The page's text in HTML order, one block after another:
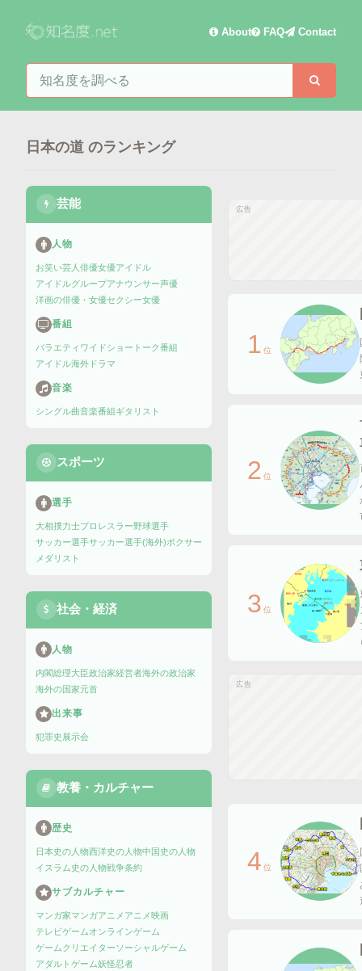
About FAQ Contact
知名度を検索
日本の道 のランキング
芸能
人物
お笑い芸人 俳優女優アイドル
アイドルグループアナウンサー声優
洋画の俳優・女優セクシー女優
番組
バラエティ ワイドショー トーク番組
アイドル海外ドラマ
音楽
シングル曲音楽番組ギタリスト
スポーツ
選手
大相撲力士プロレスラー野球選手
サッカー選手サッカー選手(海外)ボクサー
メダリスト
社会・経済
人物
内閣総理大臣政治家経営者海外の政治家
海外の国家元首
出来事
犯罪史 展示会
教養・カルチャー
歴史
日本史の人物西洋史の人物中国史の人物
イスラム史の人物戦争条約
サブカルチャー
マンガ家マンガアニメ アニメ映画
テレビゲームオンラインゲーム
ゲームクリエイターソーシャルゲーム
アダルトゲーム妖怪忍者
広告
1 位
2 位
3 位
広告
4 位